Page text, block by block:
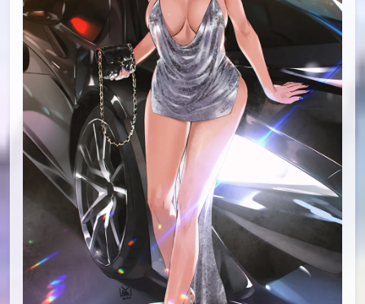
id=82798314
#18
id=82755969